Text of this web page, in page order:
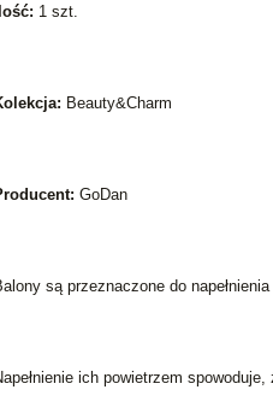
Ilość: 1 szt.
Beauty&Charm
GoDan
są przeznaczone do
ich powietrzem